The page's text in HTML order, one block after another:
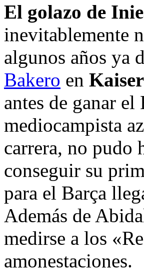
El golazo de
inevitablemente
algunos años ya
Bakero en
antes de ganar
mediocampista
carrera, no pudo
conseguir su
para el Barça
Además de
medirse a los
amonestaciones.